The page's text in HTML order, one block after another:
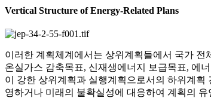
Vertical Structure of Energy-Related Plans
이러한 계획체계에서는 상위계획들에서 국가
온실가스 감축목표, 신재생에너지 보급목표, 에
이 강한 상위계획과 실행계획으로서의 하위계
영하거나 미래의 불확실성에 대응하여 계획의